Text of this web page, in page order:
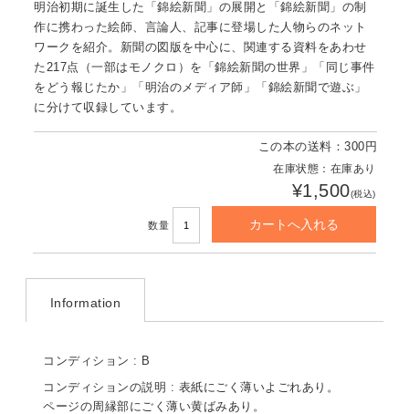
明治初期に誕生した「錦絵新聞」の展開と「錦絵新聞」の制
作に携わった絵師、言論人、記事に登場した人物らのネット
ワークを紹介。新聞の図版を中心に、関連する資料をあわせ
た217点（一部はモノクロ）を「錦絵新聞の世界」「同じ事件
をどう報じたか」「明治のメディア師」「錦絵新聞で遊ぶ」
に分けて収録しています。
この本の送料：300円
在庫状態：在庫あり
¥1,500(税込)
数量
Information
コンディション : B
コンディションの説明 : 表紙にごく薄いよごれあり。
ページの周縁部にごく薄い黄ばみあり。